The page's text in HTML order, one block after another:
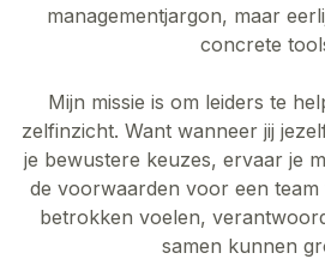
managementjargon, maar
concrete
Mijn missie is om leiders te
zelfinzicht. Want wanneer jij
je bewustere keuzes, ervaar je
de voorwaarden voor een
betrokken voelen,
samen kunnen